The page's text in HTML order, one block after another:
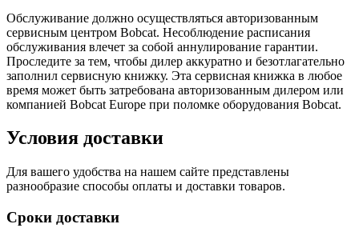
Обслуживание должно осуществляться авторизованным
сервисным центром Bobcat. Несоблюдение расписания
обслуживания влечет за собой аннулирование гарантии.
Проследите за тем, чтобы дилер аккуратно и безотлагательно
заполнил сервисную книжку. Эта сервисная книжка в любое
время может быть затребована авторизованным дилером или
компанией Bobcat Europe при поломке оборудования Bobcat.
Условия доставки
Для вашего удобства на нашем сайте представлены
разнообразие способы оплаты и доставки товаров.
Сроки доставки